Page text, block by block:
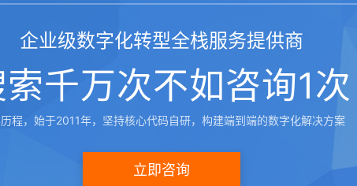
网上虚拟展厅，24小时不间断展示
企业级数字化转型全栈服务提供商
千万次不如咨询1次
程，始于2011年，坚持核心代码自研，构建端到端的数字化解决方案
立即咨询